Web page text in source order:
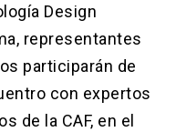
Design
representantes
participarán de
con expertos
de la CAF, en el